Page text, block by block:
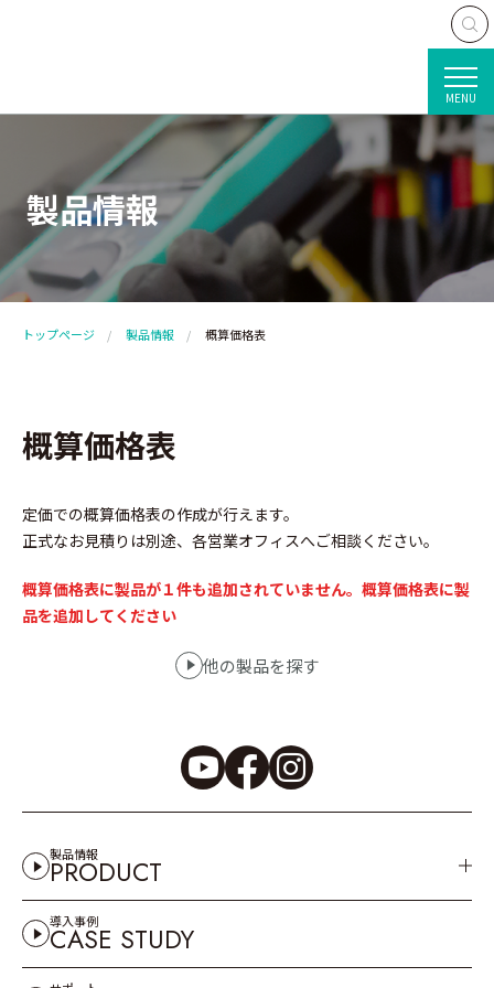
MENU
製品情報
トップページ 製品情報 概算価格表
概算価格表
定価での概算価格表の作成が行えます。
正式なお見積りは別途、各営業オフィスへご相談ください。
概算価格表に製品が１件も追加されていません。概算価格表に製
品を追加してください
他の製品を探す
製品情報
PRODUCT
導入事例
CASE STUDY